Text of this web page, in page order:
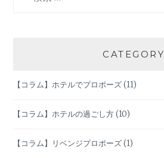
CATEGORY
【コラム】ホテルでプロポーズ(11)
【コラム】ホテルの過ごし方(10)
【コラム】リベンジプロポーズ(1)